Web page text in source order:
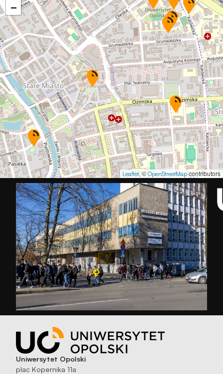
−
Leaflet, © OpenStreetMap contributors
Uniwersytet Opolski
plac Kopernika 11a